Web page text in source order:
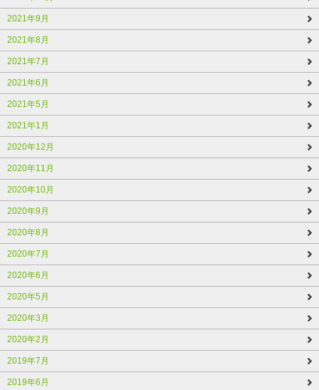
2021年9月
2021年8月
2021年7月
2021年6月
2021年5月
2021年1月
2020年12月
2020年11月
2020年10月
2020年9月
2020年8月
2020年7月
2020年6月
2020年5月
2020年3月
2020年2月
2019年7月
2019年6月